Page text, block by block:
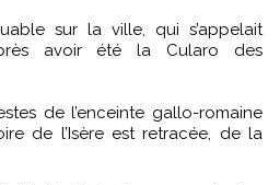
sur la ville, qui s’appelait
avoir été la Cularo des
de l’enceinte gallo-romaine
de l’Isère est retracée, de la